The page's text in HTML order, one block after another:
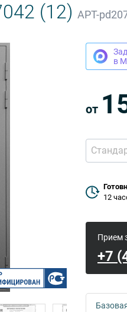
(12) АРТ-
в
от
12
Прием
+7